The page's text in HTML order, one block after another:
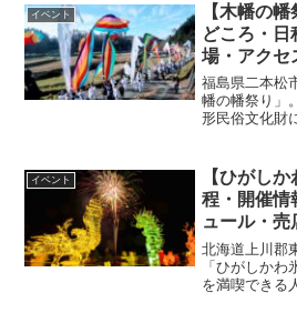
イベント
【木幡の
どころ・日
場・アクセ
福島県二本松
幡の幡祭り」
形民俗文化財
報・駐車場
す。
イベント
【ひがし
程・開催情
ュール・売
車場情報を
北海道上川郡
「ひがしか
を満喫できる